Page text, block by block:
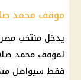
موقف محمد
يدخل منتخب مصر
لموقف محمد
فقط سيواصل مشواره نحو